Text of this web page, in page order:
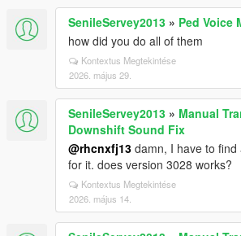
SenileServey2013 » Ped Voice
how did you do all of them
Kontextus Megtekintése
2026. május 29.
SenileServey2013 » Manual
Downshift Sound Fix
@rhcnxfj13 damn, I have to
for it. does version 3028 works?
Kontextus Megtekintése
2026. május 14.